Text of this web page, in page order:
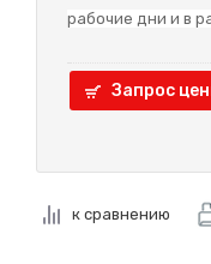
рабочие дни и в
Запрос
к сравнению